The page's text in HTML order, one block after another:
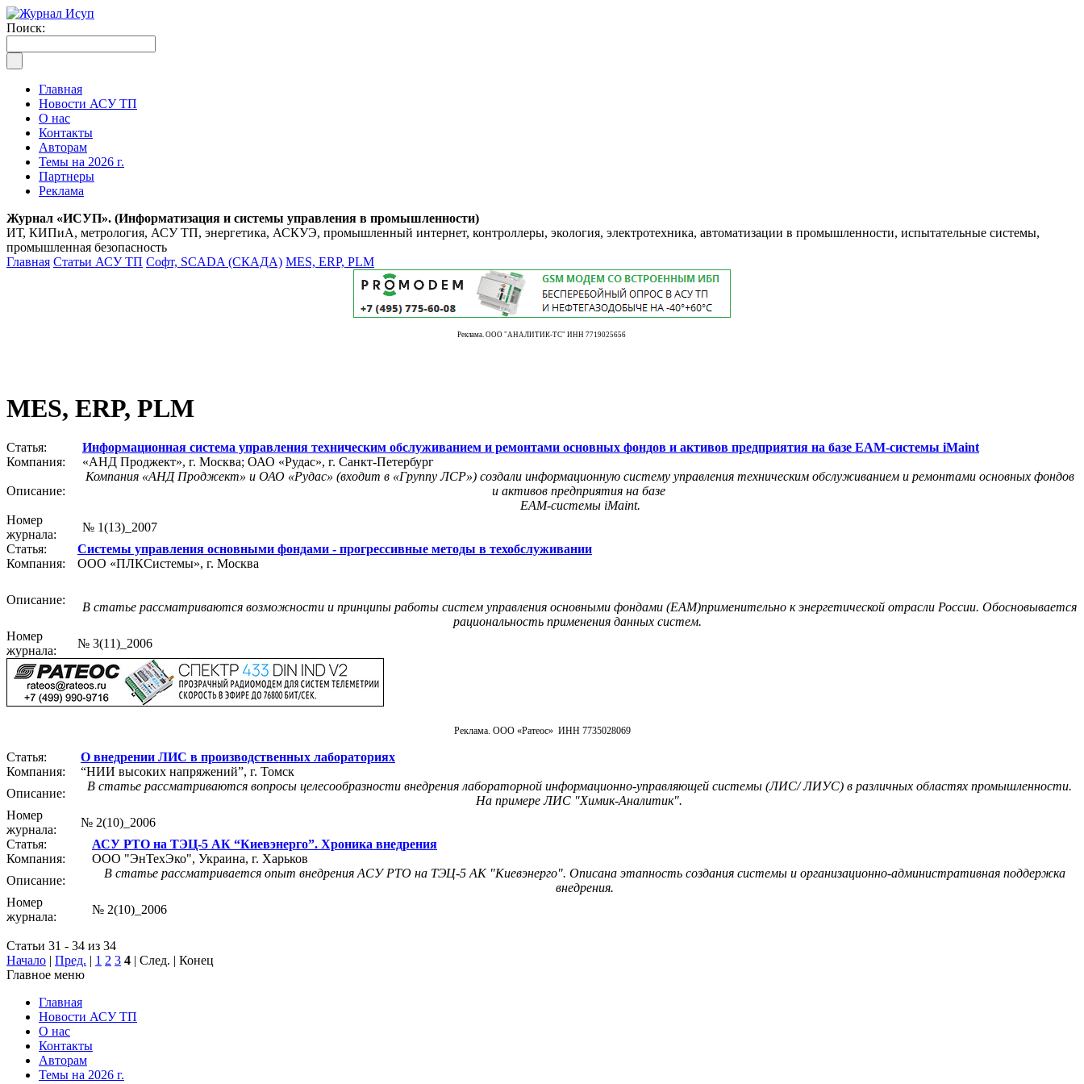
Поиск:
Главная
Новости АСУ ТП
О нас
Контакты
Авторам
Темы на 2026 г.
Партнеры
Реклама
Журнал «ИСУП». (Информатизация и системы управления в промышленности)
ИТ, КИПиА, метрология, АСУ ТП, энергетика, АСКУЭ, промышленный интернет, контроллеры, экология, электротехника, автоматизации в промышленности, испытательные системы,
промышленная безопасность
Главная Статьи АСУ ТП Софт, SCADA (СКАДА) MES, ERP, PLM
Реклама. ООО "АНАЛИТИК-ТС" ИНН 7719025656
MES, ERP, PLM
Статья:
Информационная система управления техническим обслуживанием и ремонтами основных фондов и активов предприятия на базе ЕАМ-системы iMaint
Компания:
«АНД Проджект», г. Москва; ОАО «Рудас», г. Санкт-Петербург
Описание:
Компания «АНД Проджект» и ОАО «Рудас» (входит в «Группу ЛСР») создали информационную систему управления техническим обслуживанием и ремонтами основных фондов
и активов предприятия на базе
ЕАМ-системы iMaint.
Номер
журнала:
№ 1(13)_2007
Статья:
Системы управления основными фондами - прогрессивные методы в техобслуживании
Компания:
ООО «ПЛКСистемы», г. Москва
Описание:
В статье рассматриваются возможности и принципы работы систем управления основными фондами (EAM)применительно к энергетической отрасли России. Обосновывается
рациональность применения данных систем.
Номер
журнала:
№ 3(11)_2006
Реклама. ООО «Ратеос» ИНН 7735028069
Статья:
О внедрении ЛИС в производственных лабораториях
Компания:
“НИИ высоких напряжений”, г. Томск
Описание:
В статье рассматриваются вопросы целесообразности внедрения лабораторной информационно-управляющей системы (ЛИС/ ЛИУС) в различных областях промышленности.
На примере ЛИС "Химик-Аналитик".
Номер
журнала:
№ 2(10)_2006
Статья:
АСУ РТО на ТЭЦ-5 АК “Киевэнерго”. Хроника внедрения
Компания:
ООО "ЭнТехЭко", Украина, г. Харьков
Описание:
В статье рассматривается опыт внедрения АСУ РТО на ТЭЦ-5 АК "Киевэнерго". Описана этапность создания системы и организационно-административная поддержка
внедрения.
Номер
журнала:
№ 2(10)_2006
Статьи 31 - 34 из 34
Начало | Пред. | 1 2 3 4 | След. | Конец
Главное меню
Главная
Новости АСУ ТП
О нас
Контакты
Авторам
Темы на 2026 г.